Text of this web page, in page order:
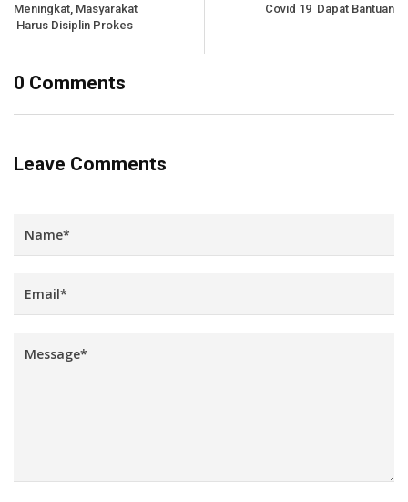
Meningkat, Masyarakat
Harus Disiplin Prokes
Covid 19 Dapat Bantuan
0 Comments
Leave Comments